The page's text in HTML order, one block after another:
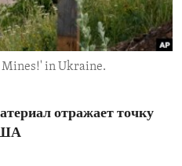
Mines!' in Ukraine.
отражает точку